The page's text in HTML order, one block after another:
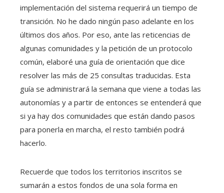
implementación del sistema requerirá un tiempo de
transición. No he dado ningún paso adelante en los
últimos dos años. Por eso, ante las reticencias de
algunas comunidades y la petición de un protocolo
común, elaboré una guía de orientación que dice
resolver las más de 25 consultas traducidas. Esta
guía se administrará la semana que viene a todas las
autonomías y a partir de entonces se entenderá que
si ya hay dos comunidades que están dando pasos
para ponerla en marcha, el resto también podrá
hacerlo.
Recuerde que todos los territorios inscritos se
sumarán a estos fondos de una sola forma en